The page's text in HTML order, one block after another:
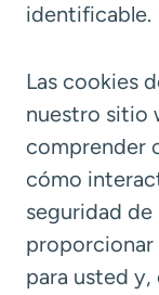
identificable.
Las cookies
nuestro sitio
comprender
cómo
seguridad
proporcionar
para usted